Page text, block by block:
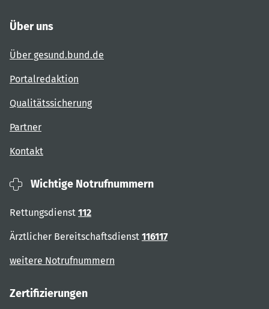
Über uns
Über gesund.bund.de
Portalredaktion
Qualitätssicherung
Partner
Kontakt
Wichtige Notrufnummern
Rettungsdienst 112
Ärztlicher Bereitschaftsdienst 116117
weitere Notrufnummern
Zertifizierungen